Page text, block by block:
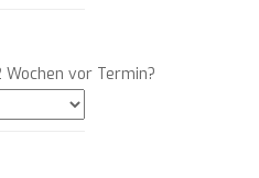
vor Termin?